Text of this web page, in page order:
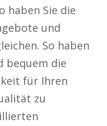
haben Sie die
und
So haben
bequem die
für Ihren
zu